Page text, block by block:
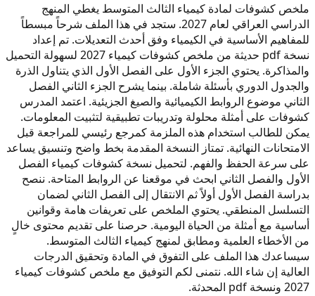
ملخص كشوفات لمادة كيمياء الثالث المتوسط يغطي المنهج
الدراسي العراقي لعام 2027. ستجد في هذا الملف شرحاً مبسطاً
للمفاهيم الأساسية في الكيمياء وفق أحدث التعديلات. تم إعداد
نسخة pdf حديثة من ملخص كشوفات كيمياء 2027 لسهولة التحميل
والمذاكرة. يحتوي الجزء الأول على الفصل الأول الذي يتناول الذرة
والجدول الدوري بأسئلة شاملة. بينما يشرح الجزء الثاني الفصل
الثاني موضوع الروابط الكيميائية والصيغ الجزيئية. اعتمد المدرس
كشوفات على أمثلة محلولة وتدريبات تطبيقية لتثبيت المعلومات.
يمكن للطالب استخدام هذه الملزمة كمرجع رئيسي للمراجعة قبل
الامتحانات النهائية. تمتاز النسخة المقدمة بخط واضح وتنسيق يساعد
على سرعة الحفظ والفهم. لتحميل نسخة كشوفات كيمياء الفصل
الأول والفصل الثاني ابحث في موقعنا عن الروابط المتاحة. ننصح
بدراسة الفصل الأول أولاً ثم الانتقال إلى الفصل الثاني لضمان
التسلسل المنطقي. يحتوي الملخص على تعريفات هامة وقوانين
أساسية مع أمثلة من الحياة اليومية. حرصنا على تقديم محتوى خالٍ
من الأخطاء العلمية ومطابق لمنهج كيمياء الثالث المتوسط.
سيساعدك هذا الملف على التفوق في المادة وتحقيق الدرجات
العالية إن شاء الله. نتمنى لكم التوفيق مع ملخص كشوفات كيمياء
2027 ونسخة pdf المحدثة.